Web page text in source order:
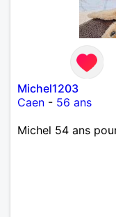
Michel1203
Caen - 56 ans
Michel 54 ans